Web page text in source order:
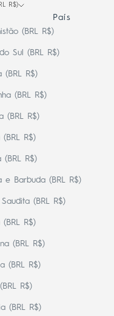
R$)
País
(BRL R$)
Sul (BRL R$)
(BRL R$)
(BRL R$)
(BRL R$)
R$)
(BRL R$)
e Barbuda (BRL R$)
(BRL R$)
R$)
(BRL R$)
(BRL R$)
R$)
(BRL R$)